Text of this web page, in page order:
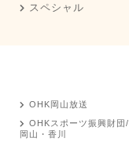
スペシャル
OHK岡山放送
OHKスポーツ振興財団/
岡山・香川